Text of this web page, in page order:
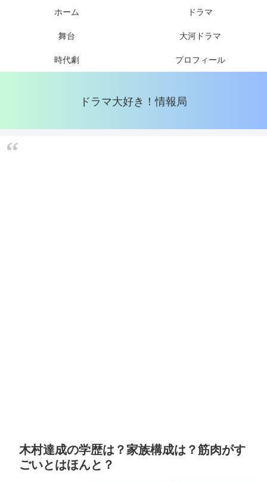
ドラマ大好き！情報局
ホーム ドラマ
舞台 大河ドラマ
時代劇 プロフィール
木村達成の学歴は？家族構成は？筋肉がす
ごいとはほんと？